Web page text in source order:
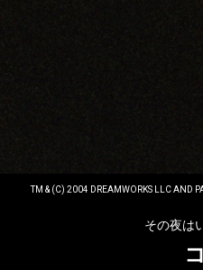
TM & (C) 2004 DREAMWORKS LLC AND
その夜は